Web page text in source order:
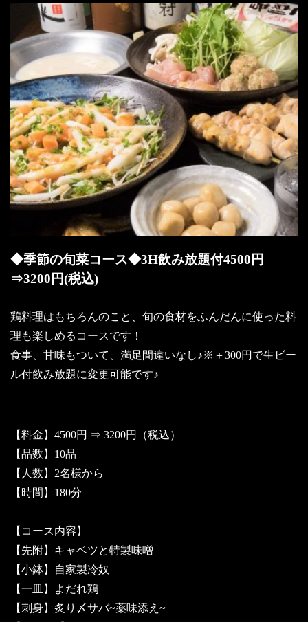
◆季節の旬菜コース◆3H飲み放題付4500円
⇒3200円(税込)
鶏料理はもちろんのこと、旬の食材をふんだんに使った料
理も楽しめるコースです！
食事、甘味もついて、満足間違いなし♪※＋300円で生ビー
ル付飲み放題に変更可能です♪
【料金】4500円 ⇒ 3200円（税込）
【品数】10品
【人数】2名様から
【時間】180分
【コース内容】
【先附】キャベツと特製味噌
【小鉢】自家製冷奴
【一皿】よだれ鶏
【刺身】炙り〆サバ~薬味添え~